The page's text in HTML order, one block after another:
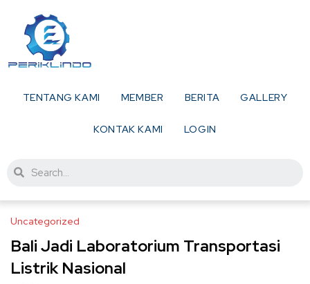
TENTANG KAMI MEMBER BERITA GALLERY
KONTAK KAMI LOGIN
Uncategorized
Bali Jadi Laboratorium Transportasi
Listrik Nasional